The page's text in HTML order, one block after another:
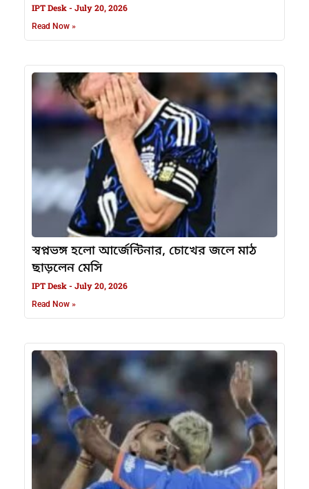
IPT Desk July 20, 2026
Read Now »
স্বপ্নভঙ্গ হলো আর্জেন্টিনার, চোখের জলে মাঠ
ছাড়লেন মেসি
IPT Desk July 20, 2026
Read Now »